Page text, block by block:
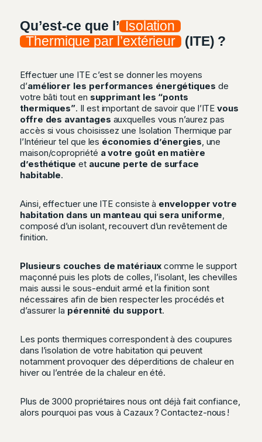
Qu’est-ce que l’ Isolation
Thermique par l’extérieur
(ITE) ?
Effectuer une ITE c’est se donner les moyens
d’améliorer les performances énergétiques de
votre bâti tout en supprimant les “ponts
thermiques”. Il est important de savoir que l’ITE vous
offre des avantages auxquelles vous n’aurez pas
accès si vous choisissez une Isolation Thermique par
l’Intérieur tel que les économies d’énergies, une
maison/copropriété a votre goût en matière
d’esthétique et aucune perte de surface
habitable.
Ainsi, effectuer une ITE consiste à envelopper votre
habitation dans un manteau qui sera uniforme,
composé d’un isolant, recouvert d’un revêtement de
finition.
Plusieurs couches de matériaux comme le support
maçonné puis les plots de colles, l’isolant, les chevilles
mais aussi le sous-enduit armé et la finition sont
nécessaires afin de bien respecter les procédés et
d’assurer la pérennité du support.
Les ponts thermiques correspondent à des coupures
dans l’isolation de votre habitation qui peuvent
notamment provoquer des déperditions de chaleur en
hiver ou l’entrée de la chaleur en été.
Plus de 3000 propriétaires nous ont déjà fait confiance,
alors pourquoi pas vous à Cazaux ? Contactez-nous !